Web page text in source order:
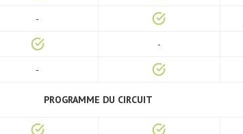
-
-
-
PROGRAMME DU CIRCUIT